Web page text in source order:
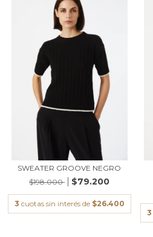
SWEATER GROOVE NEGRO
$198.000
$79.200
3 cuotas sin interés de $26.400
3